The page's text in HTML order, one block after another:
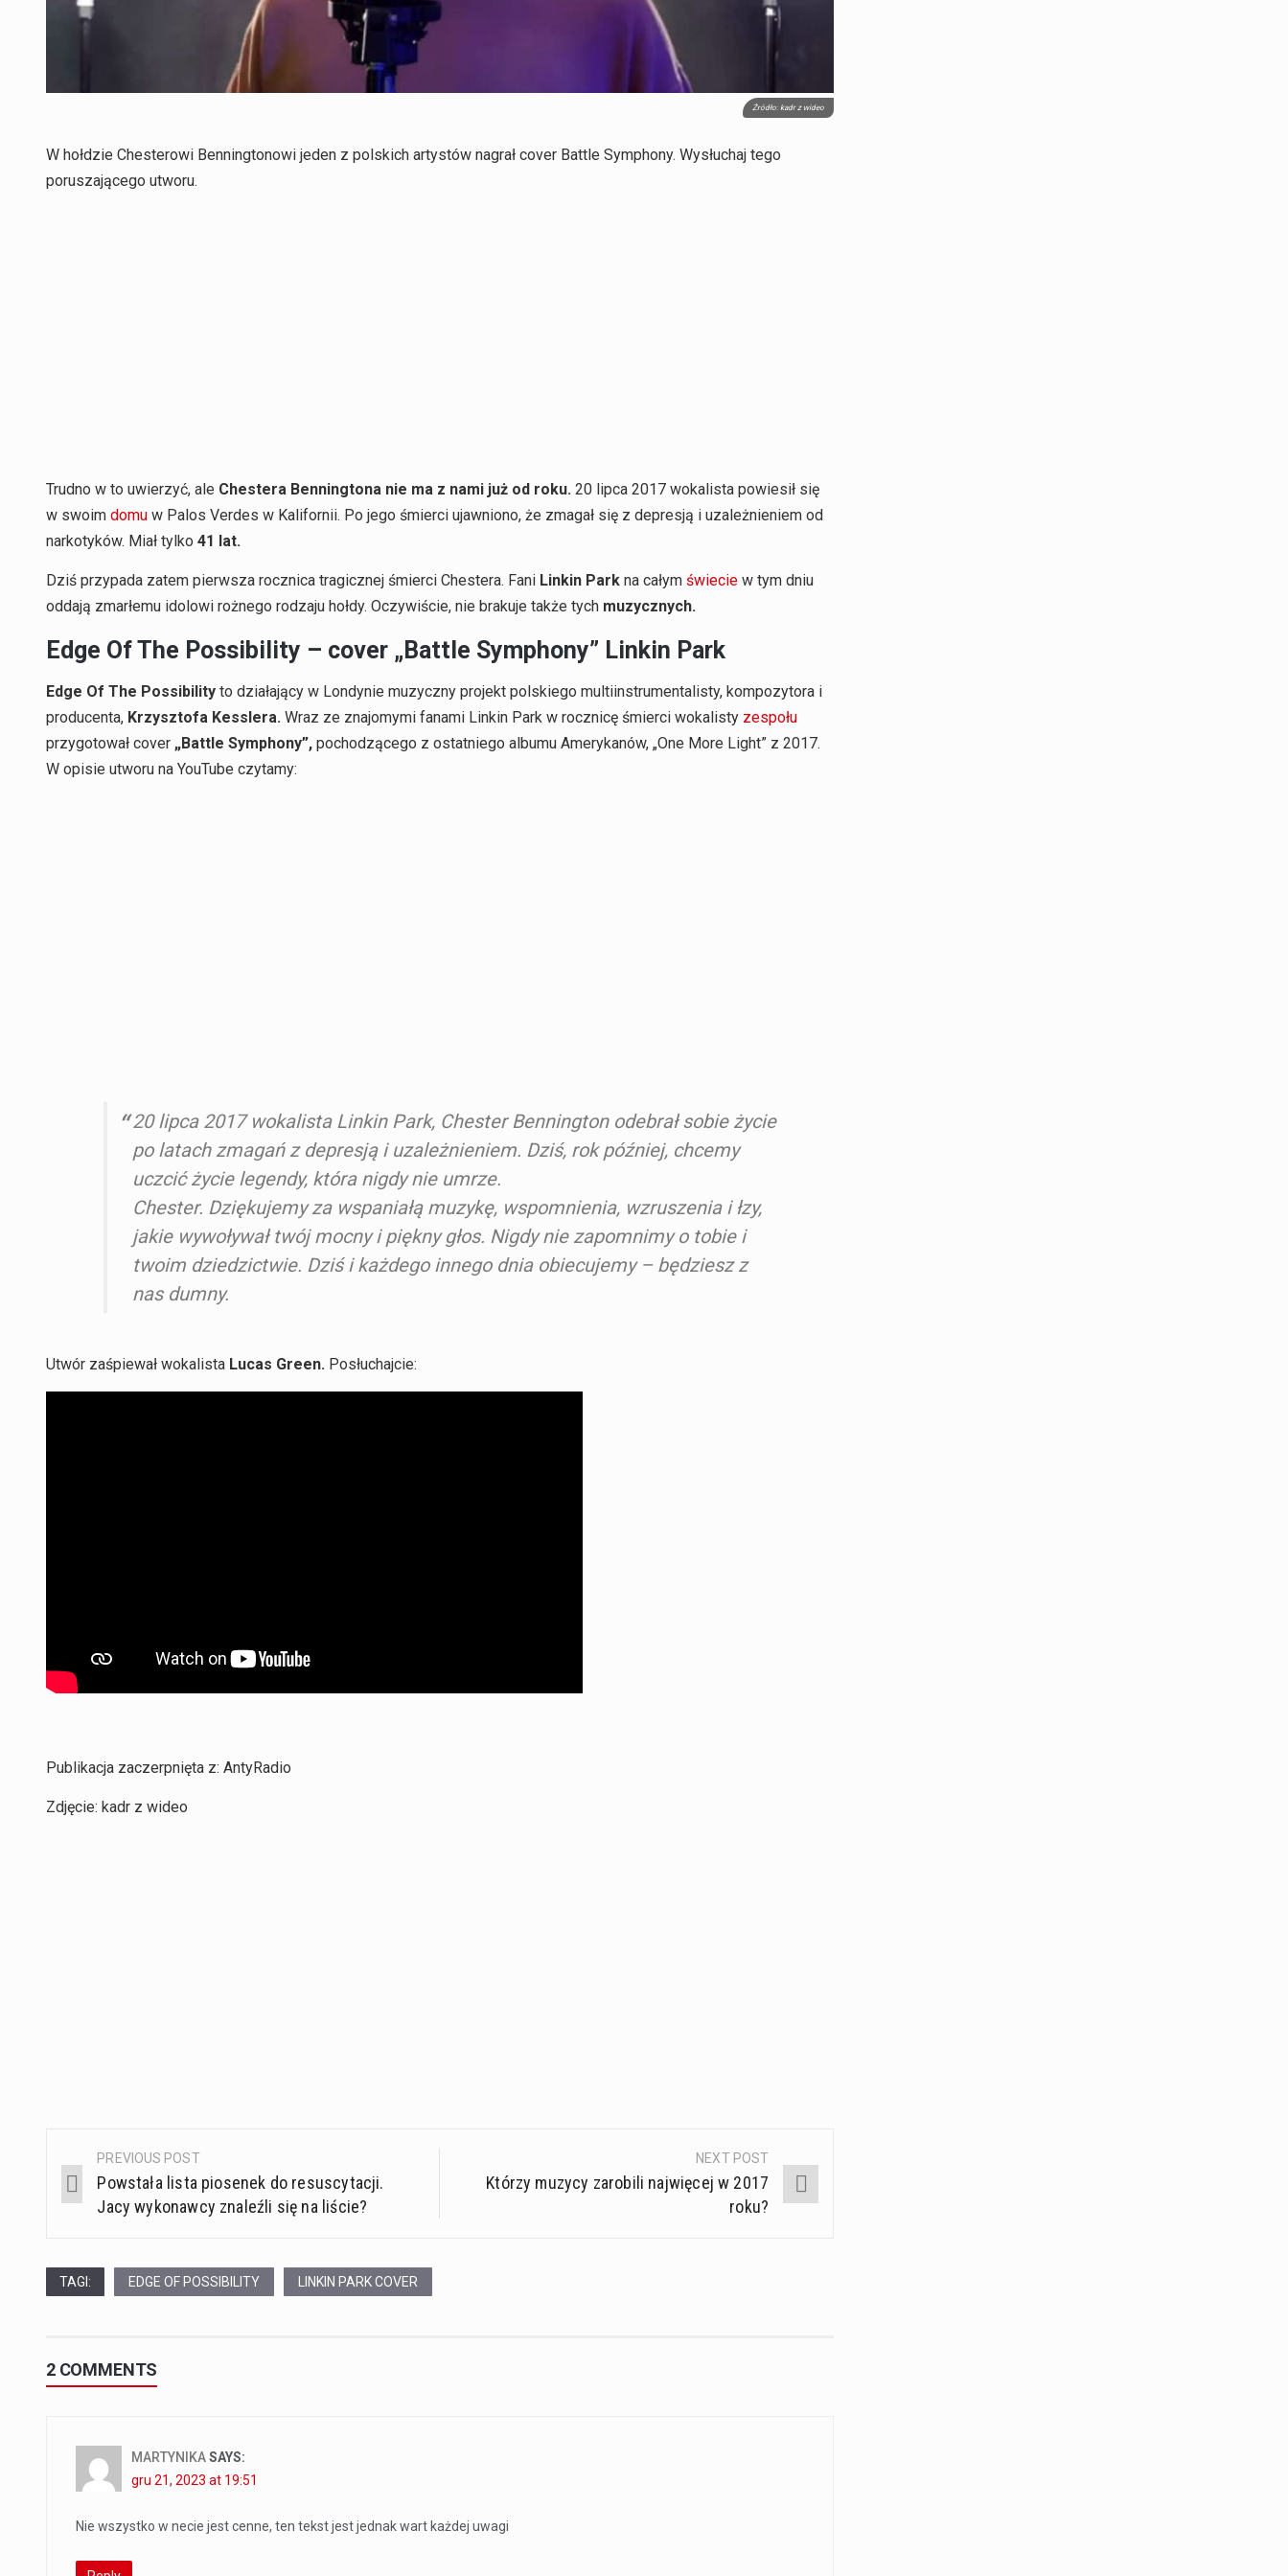
Źródło: kadr z wideo
W hołdzie Chesterowi Benningtonowi jeden z polskich artystów nagrał cover Battle Symphony. Wysłuchaj tego
poruszającego utworu.
Trudno w to uwierzyć, ale Chestera Benningtona nie ma z nami już od roku. 20 lipca 2017 wokalista powiesił się
w swoim domu w Palos Verdes w Kalifornii. Po jego śmierci ujawniono, że zmagał się z depresją i uzależnieniem od
narkotyków. Miał tylko 41 lat.
Dziś przypada zatem pierwsza rocznica tragicznej śmierci Chestera. Fani Linkin Park na całym świecie w tym dniu
oddają zmarłemu idolowi rożnego rodzaju hołdy. Oczywiście, nie brakuje także tych muzycznych.
Edge Of The Possibility – cover „Battle Symphony” Linkin Park
Edge Of The Possibility to działający w Londynie muzyczny projekt polskiego multiinstrumentalisty, kompozytora i
producenta, Krzysztofa Kesslera. Wraz ze znajomymi fanami Linkin Park w rocznicę śmierci wokalisty zespołu
przygotował cover „Battle Symphony”, pochodzącego z ostatniego albumu Amerykanów, „One More Light” z 2017.
W opisie utworu na YouTube czytamy:
20 lipca 2017 wokalista Linkin Park, Chester Bennington odebrał sobie życie
po latach zmagań z depresją i uzależnieniem. Dziś, rok później, chcemy
uczcić życie legendy, która nigdy nie umrze.
Chester. Dziękujemy za wspaniałą muzykę, wspomnienia, wzruszenia i łzy,
jakie wywoływał twój mocny i piękny głos. Nigdy nie zapomnimy o tobie i
twoim dziedzictwie. Dziś i każdego innego dnia obiecujemy – będziesz z
nas dumny.
Utwór zaśpiewał wokalista Lucas Green. Posłuchajcie:
Publikacja zaczerpnięta z: AntyRadio
Zdjęcie: kadr z wideo
Post
navigation
PREVIOUS POST
Powstała lista piosenek do resuscytacji.
Jacy wykonawcy znaleźli się na liście?
NEXT POST
Którzy muzycy zarobili najwięcej w 2017
roku?
TAGI: EDGE OF POSSIBILITY LINKIN PARK COVER
2 COMMENTS
MARTYNIKASAYS:
gru 21, 2023 at 19:51
Nie wszystko w necie jest cenne, ten tekst jest jednak wart każdej uwagi